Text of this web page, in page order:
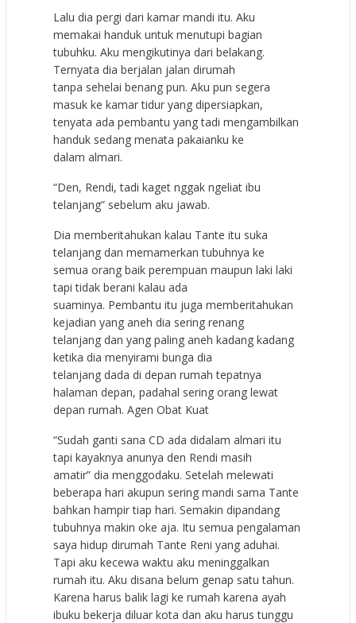
Lalu dia pergi dari kamar mandi itu. Aku
memakai handuk untuk menutupi bagian
tubuhku. Aku mengikutinya dari belakang.
Ternyata dia berjalan jalan dirumah
tanpa sehelai benang pun. Aku pun segera
masuk ke kamar tidur yang dipersiapkan,
tenyata ada pembantu yang tadi mengambilkan
handuk sedang menata pakaianku ke
dalam almari.
“Den, Rendi, tadi kaget nggak ngeliat ibu
telanjang” sebelum aku jawab.
Dia memberitahukan kalau Tante itu suka
telanjang dan memamerkan tubuhnya ke
semua orang baik perempuan maupun laki laki
tapi tidak berani kalau ada
suaminya. Pembantu itu juga memberitahukan
kejadian yang aneh dia sering renang
telanjang dan yang paling aneh kadang kadang
ketika dia menyirami bunga dia
telanjang dada di depan rumah tepatnya
halaman depan, padahal sering orang lewat
depan rumah.Agen Obat Kuat
“Sudah ganti sana CD ada didalam almari itu
tapi kayaknya anunya den Rendi masih
amatir” dia menggodaku. Setelah melewati
beberapa hari akupun sering mandi sama Tante
bahkan hampir tiap hari. Semakin dipandang
tubuhnya makin oke aja. Itu semua pengalaman
saya hidup dirumah Tante Reni yang aduhai.
Tapi aku kecewa waktu aku meninggalkan
rumah itu. Aku disana belum genap satu tahun.
Karena harus balik lagi ke rumah karena ayah
ibuku bekerja diluar kota dan aku harus tunggu